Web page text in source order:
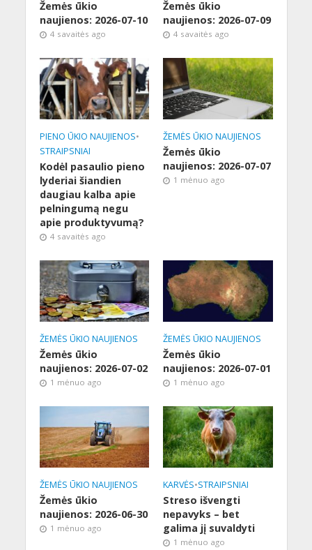
Žemės ūkio
naujienos: 2026-07-10
4 savaitės ago
Žemės ūkio
naujienos: 2026-07-09
4 savaitės ago
PIENO ŪKIO NAUJIENOS•
STRAIPSNIAI
Kodėl pasaulio pieno
lyderiai šiandien
daugiau kalba apie
pelningumą negu
apie produktyvumą?
4 savaitės ago
ŽEMĖS ŪKIO NAUJIENOS
Žemės ūkio
naujienos: 2026-07-07
1 mėnuo ago
ŽEMĖS ŪKIO NAUJIENOS
Žemės ūkio
naujienos: 2026-07-02
1 mėnuo ago
ŽEMĖS ŪKIO NAUJIENOS
Žemės ūkio
naujienos: 2026-07-01
1 mėnuo ago
ŽEMĖS ŪKIO NAUJIENOS
Žemės ūkio
naujienos: 2026-06-30
1 mėnuo ago
KARVĖS•STRAIPSNIAI
Streso išvengti
nepavyks – bet
galima jį suvaldyti
1 mėnuo ago